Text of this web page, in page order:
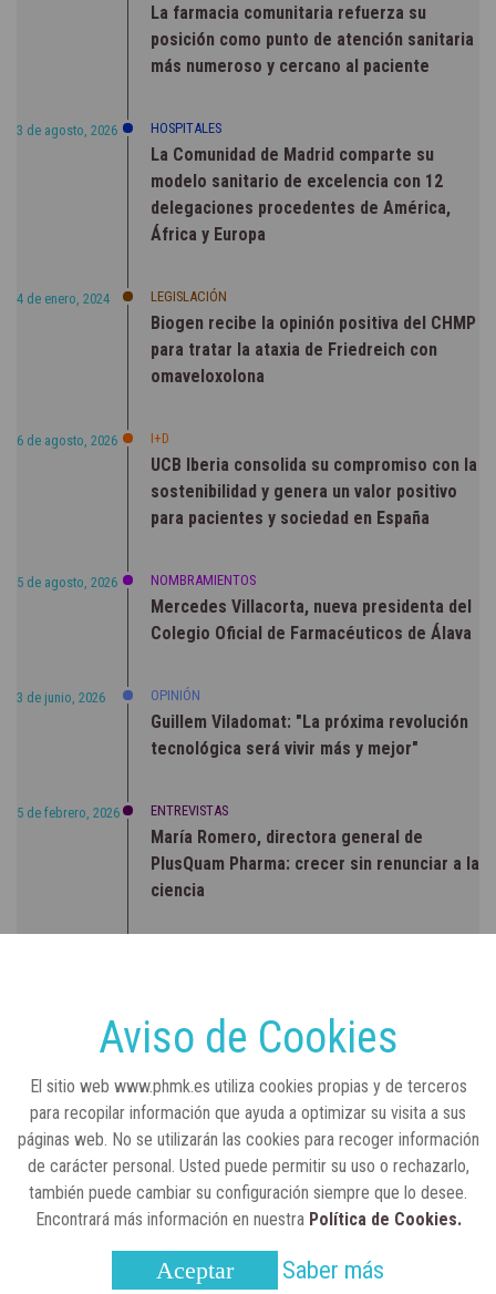
La farmacia comunitaria refuerza su
posición como punto de atención sanitaria
más numeroso y cercano al paciente
3 de agosto, 2026 HOSPITALES
La Comunidad de Madrid comparte su
modelo sanitario de excelencia con 12
delegaciones procedentes de América,
África y Europa
4 de enero, 2024 LEGISLACIÓN
Biogen recibe la opinión positiva del CHMP
para tratar la ataxia de Friedreich con
omaveloxolona
6 de agosto, 2026 I+D
UCB Iberia consolida su compromiso con la
sostenibilidad y genera un valor positivo
para pacientes y sociedad en España
5 de agosto, 2026 NOMBRAMIENTOS
Mercedes Villacorta, nueva presidenta del
Colegio Oficial de Farmacéuticos de Álava
3 de junio, 2026 OPINIÓN
Guillem Viladomat: "La próxima revolución
tecnológica será vivir más y mejor"
5 de febrero, 2026 ENTREVISTAS
María Romero, directora general de
PlusQuam Pharma: crecer sin renunciar a la
ciencia
Lilly impulsa "Razones de Peso" para
visibilizar la obesidad
25 de marzo, 2023 ENTRE BASTIDORES
Real Academia Nacional de Farmacia: un
la sociedad actual
Aviso de Cookies
El sitio web www.phmk.es utiliza cookies propias y de terceros
para recopilar información que ayuda a optimizar su visita a sus
páginas web. No se utilizarán las cookies para recoger información
de carácter personal. Usted puede permitir su uso o rechazarlo,
también puede cambiar su configuración siempre que lo desee.
Encontrará más información en nuestra Política de Cookies.
Aceptar Saber más